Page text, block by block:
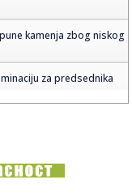
kamenja zbog niskog
za predsednika
Marka, nema